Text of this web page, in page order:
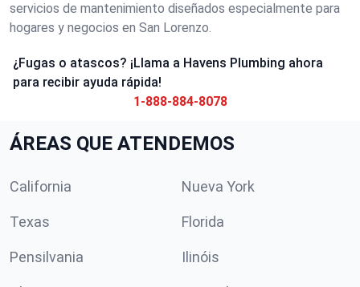
servicios de mantenimiento diseñados especialmente para
hogares y negocios en San Lorenzo.
¿Fugas o atascos? ¡Llama a Havens Plumbing ahora
para recibir ayuda rápida!
1-888-884-8078
ÁREAS QUE ATENDEMOS
California Nueva York
Texas Florida
Pensilvania Ilinóis